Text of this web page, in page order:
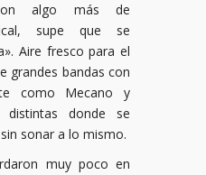
algo más de
supe que se
Aire fresco para el
grandes bandas con
como Mecano y
donde se
sonar a lo mismo.
muy poco en